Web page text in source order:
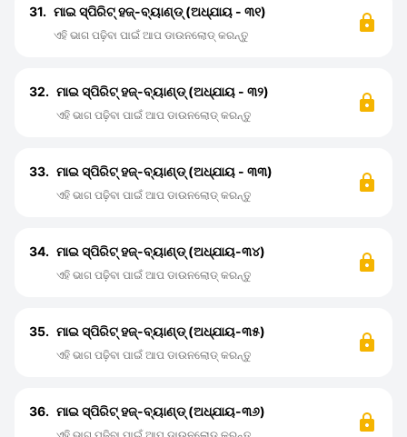
31. ମାଇ ସ୍ପିରିଟ୍ ହଜ୍-ବ୍ୟାଣ୍ଡ୍ (ଅଧ୍ଯାୟ - ୩୧)
ଏହି ଭାଗ ପଢ଼ିବା ପାଇଁ ଆପ ଡାଉନଲୋଡ୍ କରନ୍ତୁ
32. ମାଇ ସ୍ପିରିଟ୍ ହଜ୍-ବ୍ୟାଣ୍ଡ୍ (ଅଧ୍ଯାୟ - ୩୨)
ଏହି ଭାଗ ପଢ଼ିବା ପାଇଁ ଆପ ଡାଉନଲୋଡ୍ କରନ୍ତୁ
33. ମାଇ ସ୍ପିରିଟ୍ ହଜ୍-ବ୍ୟାଣ୍ଡ୍ (ଅଧ୍ଯାୟ - ୩୩)
ଏହି ଭାଗ ପଢ଼ିବା ପାଇଁ ଆପ ଡାଉନଲୋଡ୍ କରନ୍ତୁ
34. ମାଇ ସ୍ପିରିଟ୍ ହଜ୍-ବ୍ୟାଣ୍ଡ୍ (ଅଧ୍ଯାୟ-୩୪)
ଏହି ଭାଗ ପଢ଼ିବା ପାଇଁ ଆପ ଡାଉନଲୋଡ୍ କରନ୍ତୁ
35. ମାଇ ସ୍ପିରିଟ୍ ହଜ୍-ବ୍ୟାଣ୍ଡ୍ (ଅଧ୍ଯାୟ-୩୫)
ଏହି ଭାଗ ପଢ଼ିବା ପାଇଁ ଆପ ଡାଉନଲୋଡ୍ କରନ୍ତୁ
36. ମାଇ ସ୍ପିରିଟ୍ ହଜ୍-ବ୍ୟାଣ୍ଡ୍ (ଅଧ୍ଯାୟ-୩୬)